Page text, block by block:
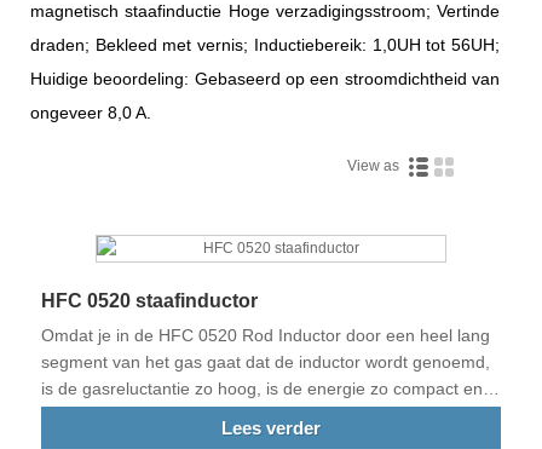
magnetisch staafinductie Hoge verzadigingsstroom; Vertinde
draden; Bekleed met vernis; Inductiebereik: 1,0UH tot 56UH;
Huidige beoordeling: Gebaseerd op een stroomdichtheid van
ongeveer 8,0 A.
View as
HFC 0520 staafinductor
Omdat je in de HFC 0520 Rod Inductor door een heel lang
segment van het gas gaat dat de inductor wordt genoemd,
is de gasreluctantie zo hoog, is de energie zo compact en
Lees verder